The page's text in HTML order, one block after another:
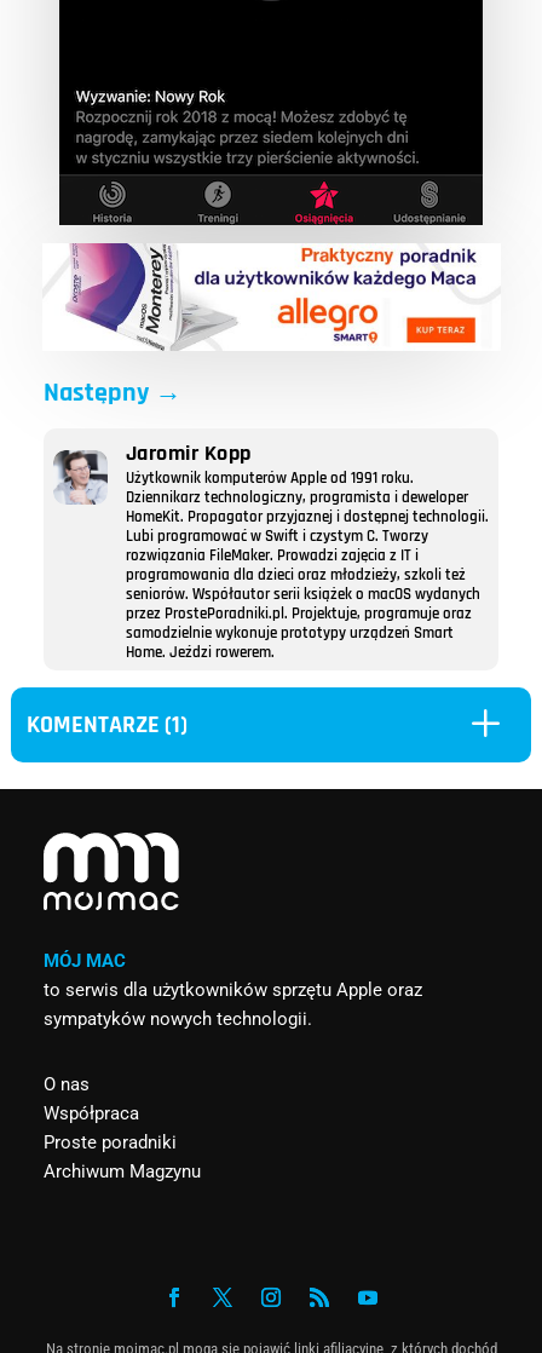
Następny→
Jaromir Kopp
Użytkownik komputerów Apple od 1991 roku.
Dziennikarz technologiczny, programista i deweloper
HomeKit. Propagator przyjaznej i dostępnej technologii.
Lubi programować w Swift i czystym C. Tworzy
rozwiązania FileMaker. Prowadzi zajęcia z IT i
programowania dla dzieci oraz młodzieży, szkoli też
seniorów. Współautor serii książek o macOS wydanych
przez ProstePoradniki.pl. Projektuje, programuje oraz
samodzielnie wykonuje prototypy urządzeń Smart
Home. Jeździ rowerem.
KOMENTARZE (1) L
MÓJ MAC
to serwis dla użytkowników sprzętu Apple oraz
sympatyków nowych technologii.
O nas
Współpraca
Proste poradniki
Archiwum Magzynu
Na stronie mojmac.pl mogą się pojawić linki afiliacyjne, z których dochód